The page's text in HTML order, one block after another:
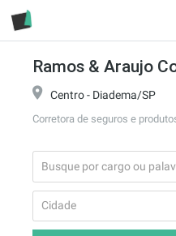
Ramos & Araujo
Centro - Diadema/SP
Corretora de seguros e